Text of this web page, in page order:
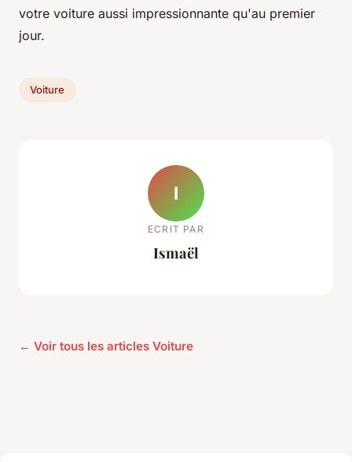
votre voiture aussi impressionnante qu'au premier
jour.
Voiture
I
ECRIT PAR
Ismaël
← Voir tous les articles Voiture